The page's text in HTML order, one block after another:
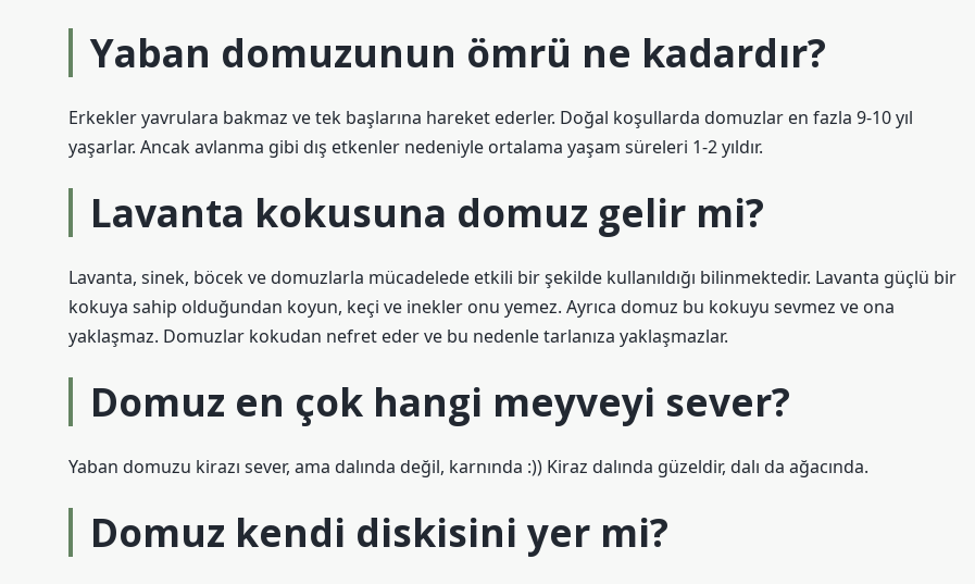
Yaban domuzunun ömrü ne kadardır?
Erkekler yavrulara bakmaz ve tek başlarına hareket ederler. Doğal koşullarda domuzlar en fazla 9-10 yıl
yaşarlar. Ancak avlanma gibi dış etkenler nedeniyle ortalama yaşam süreleri 1-2 yıldır.
Lavanta kokusuna domuz gelir mi?
Lavanta, sinek, böcek ve domuzlarla mücadelede etkili bir şekilde kullanıldığı bilinmektedir. Lavanta güçlü bir
kokuya sahip olduğundan koyun, keçi ve inekler onu yemez. Ayrıca domuz bu kokuyu sevmez ve ona
yaklaşmaz. Domuzlar kokudan nefret eder ve bu nedenle tarlanıza yaklaşmazlar.
Domuz en çok hangi meyveyi sever?
Yaban domuzu kirazı sever, ama dalında değil, karnında :)) Kiraz dalında güzeldir, dalı da ağacında.
Domuz kendi diskisini yer mi?